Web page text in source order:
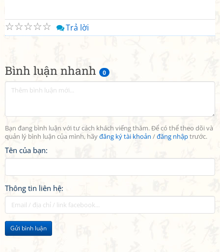
Bình luận nhanh 0
Bạn đang bình luận với tư cách khách viếng thăm. Để có thể theo dõi và
quản lý bình luận của mình, hãyđăng ký tài khoản /đăng nhậptrước.
Tên của bạn:
Thông tin liên hệ:
Gửi bình luận
☆
☆
☆
☆
☆ Trả lời